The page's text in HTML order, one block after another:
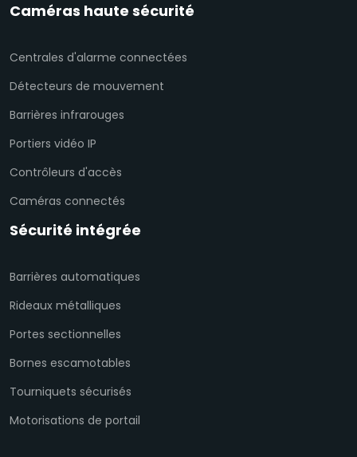
Caméras haute sécurité
Centrales d'alarme connectées
Détecteurs de mouvement
Barrières infrarouges
Portiers vidéo IP
Contrôleurs d'accès
Caméras connectés
Sécurité intégrée
Barrières automatiques
Rideaux métalliques
Portes sectionnelles
Bornes escamotables
Tourniquets sécurisés
Motorisations de portail